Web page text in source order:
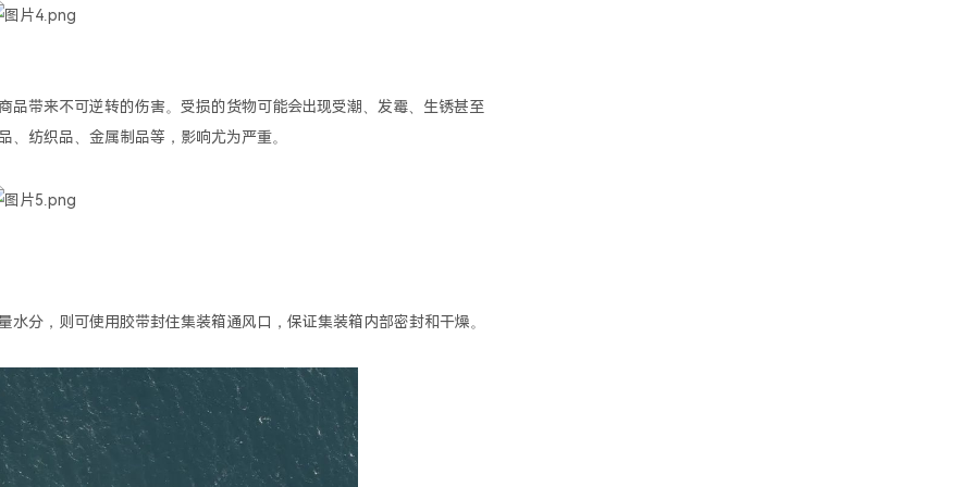
带来不可逆转的伤害。受损的货物可能会出现受潮、发霉、生锈甚至
纺织品、金属制品等，影响尤为严重。
分，则可使用胶带封住集装箱通风口，保证集装箱内部密封和干燥。